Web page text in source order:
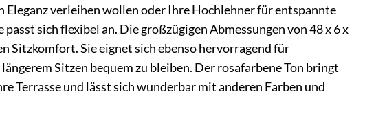
Eleganz verleihen wollen oder Ihre Hochlehner für entspannte
sich flexibel an. Die großzügigen Abmessungen von 48 x 6 x
Sitzkomfort. Sie eignet sich ebenso hervorragend für
Sitzen bequem zu bleiben. Der rosafarbene Ton bringt
Terrasse und lässt sich wunderbar mit anderen Farben und